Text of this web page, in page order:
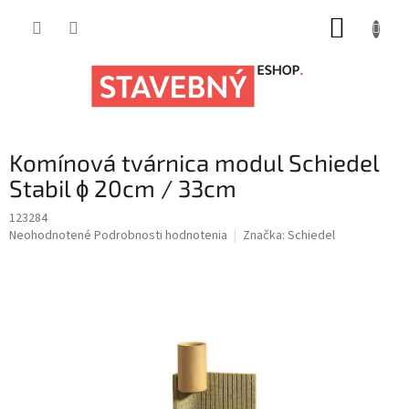
Komínová tvárnica modul Schiedel
Stabil ɸ 20cm / 33cm
123284
Priemerné
Neohodnotené Podrobnosti hodnotenia Značka: Schiedel